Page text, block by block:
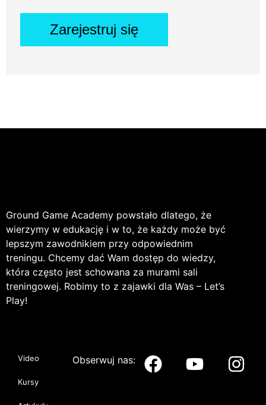
Zarejestruj się
Ground Game Academy powstało dlatego, że
wierzymy w edukację i w to, że każdy może być
lepszym zawodnikiem przy odpowiednim
treningu. Chcemy dać Wam dostęp do wiedzy,
która często jest schowana za murami sali
treningowej. Robimy to z zajawki dla Was – Let’s
Play!
Video
Kursy
Obserwuj nas: